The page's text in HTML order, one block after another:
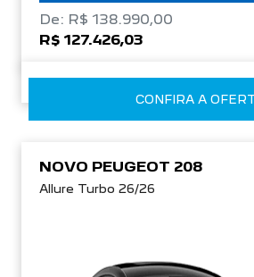
De: R$ 138.990,00
R$ 127.426,03
CONFIRA A
NOVO PEUGEOT 208
Allure Turbo 26/26